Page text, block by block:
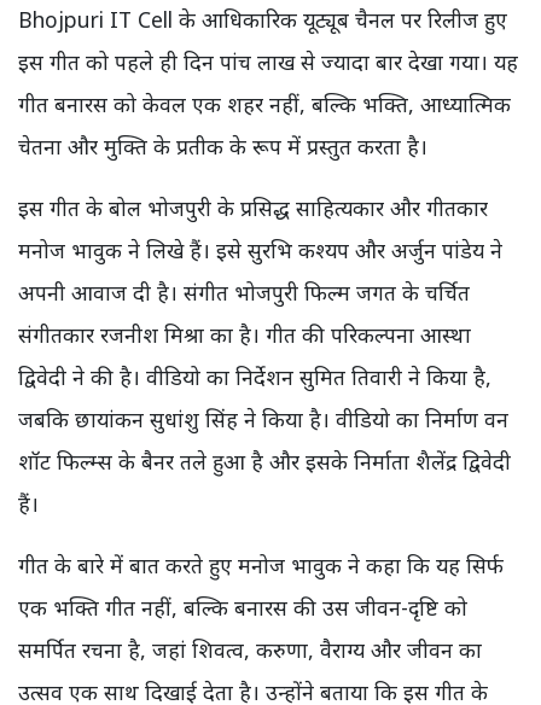
Bhojpuri IT Cell के आधिकारिक यूट्यूब चैनल पर रिलीज हुए
इस गीत को पहले ही दिन पांच लाख से ज्यादा बार देखा गया। यह
गीत बनारस को केवल एक शहर नहीं, बल्कि भक्ति, आध्यात्मिक
चेतना और मुक्ति के प्रतीक के रूप में प्रस्तुत करता है।
इस गीत के बोल भोजपुरी के प्रसिद्ध साहित्यकार और गीतकार
मनोज भावुक ने लिखे हैं। इसे सुरभि कश्यप और अर्जुन पांडेय ने
अपनी आवाज दी है। संगीत भोजपुरी फिल्म जगत के चर्चित
संगीतकार रजनीश मिश्रा का है। गीत की परिकल्पना आस्था
द्विवेदी ने की है। वीडियो का निर्देशन सुमित तिवारी ने किया है,
जबकि छायांकन सुधांशु सिंह ने किया है। वीडियो का निर्माण वन
शॉट फिल्म्स के बैनर तले हुआ है और इसके निर्माता शैलेंद्र द्विवेदी
हैं।
गीत के बारे में बात करते हुए मनोज भावुक ने कहा कि यह सिर्फ
एक भक्ति गीत नहीं, बल्कि बनारस की उस जीवन-दृष्टि को
समर्पित रचना है, जहां शिवत्व, करुणा, वैराग्य और जीवन का
उत्सव एक साथ दिखाई देता है। उन्होंने बताया कि इस गीत के